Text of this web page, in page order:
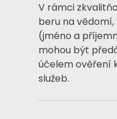
V rámci
beru na vědomí,
(jméno a
mohou být
účelem ověření
služeb.